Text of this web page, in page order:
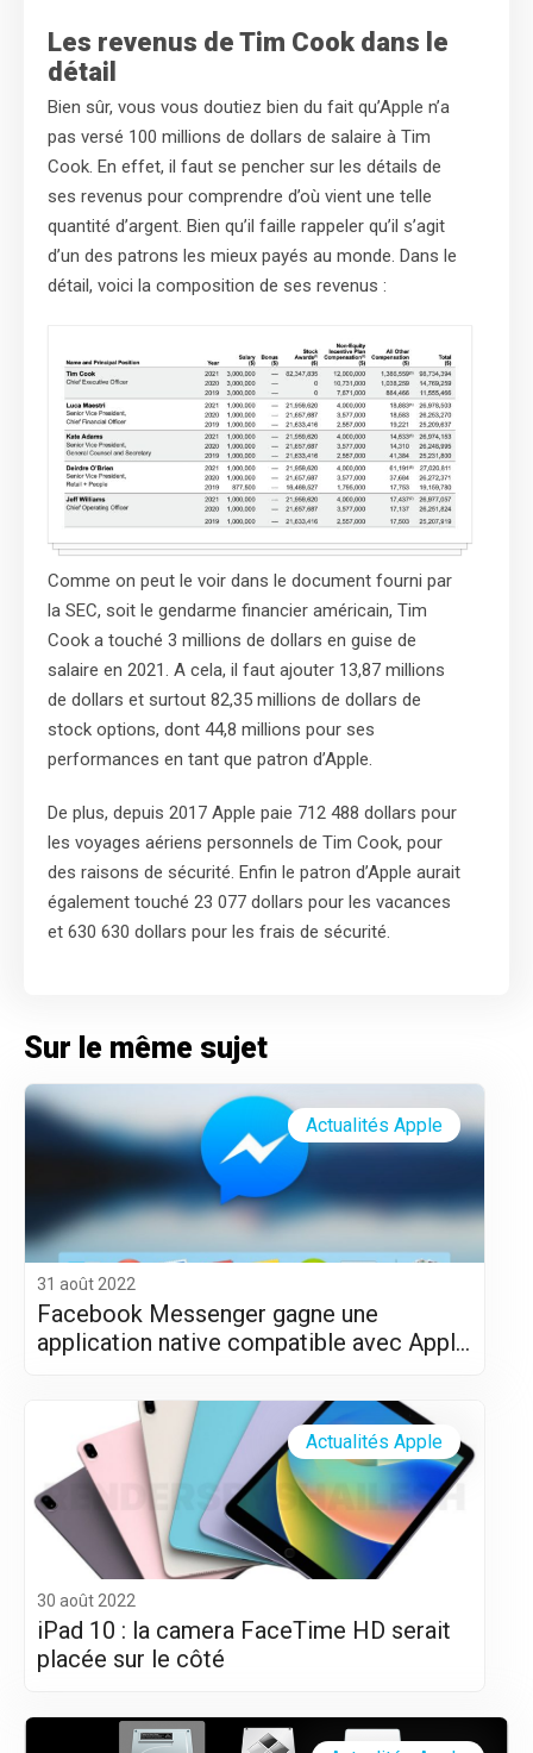
Les revenus de Tim Cook dans le
détail
Bien sûr, vous vous doutiez bien du fait qu’Apple n’a
pas versé 100 millions de dollars de salaire à Tim
Cook. En effet, il faut se pencher sur les détails de
ses revenus pour comprendre d’où vient une telle
quantité d’argent. Bien qu’il faille rappeler qu’il s’agit
d’un des patrons les mieux payés au monde. Dans le
détail, voici la composition de ses revenus :
Comme on peut le voir dans le document fourni par
la SEC, soit le gendarme financier américain, Tim
Cook a touché 3 millions de dollars en guise de
salaire en 2021. A cela, il faut ajouter 13,87 millions
de dollars et surtout 82,35 millions de dollars de
stock options, dont 44,8 millions pour ses
performances en tant que patron d’Apple.
De plus, depuis 2017 Apple paie 712 488 dollars pour
les voyages aériens personnels de Tim Cook, pour
des raisons de sécurité. Enfin le patron d’Apple aurait
également touché 23 077 dollars pour les vacances
et 630 630 dollars pour les frais de sécurité.
Sur le même sujet
31 août 2022
Facebook Messenger gagne une
application native compatible avec Apple
Actualités Apple
30 août 2022
iPad 10 : la camera FaceTime HD serait
placée sur le côté
Actualités Apple